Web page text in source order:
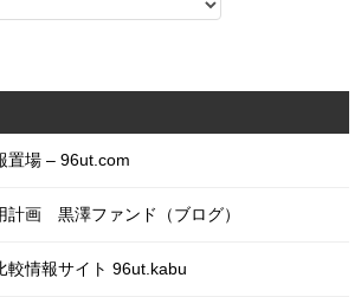
置場 – 96ut.com
計画 黒澤ファンド（ブログ）
較情報サイト 96ut.kabu